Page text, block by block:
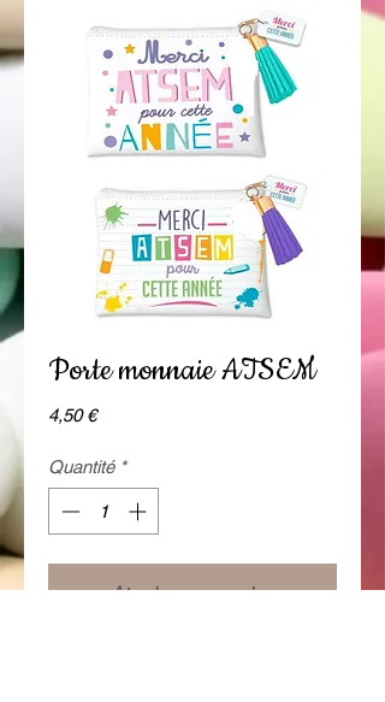
Porte monnaie ATSEM
4,50 €Prix
Quantité *
Ajouter au panier